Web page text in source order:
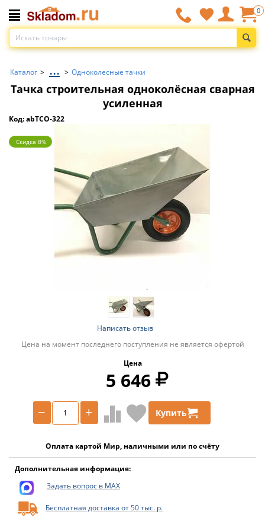
0
Каталог > ... > Одноколесные тачки
Тачка строительная одноколёсная сварная
усиленная
Код: abТСО-322
Скидка 8%
Написать отзыв
Цена на момент последнего поступления не является офертой
Цена
5 646
+
− Купить
Оплата картой Мир, наличными или по счёту
Дополнительная информация:
Задать вопрос в MAX
Бесплатная доставка от 50 тыс. р.